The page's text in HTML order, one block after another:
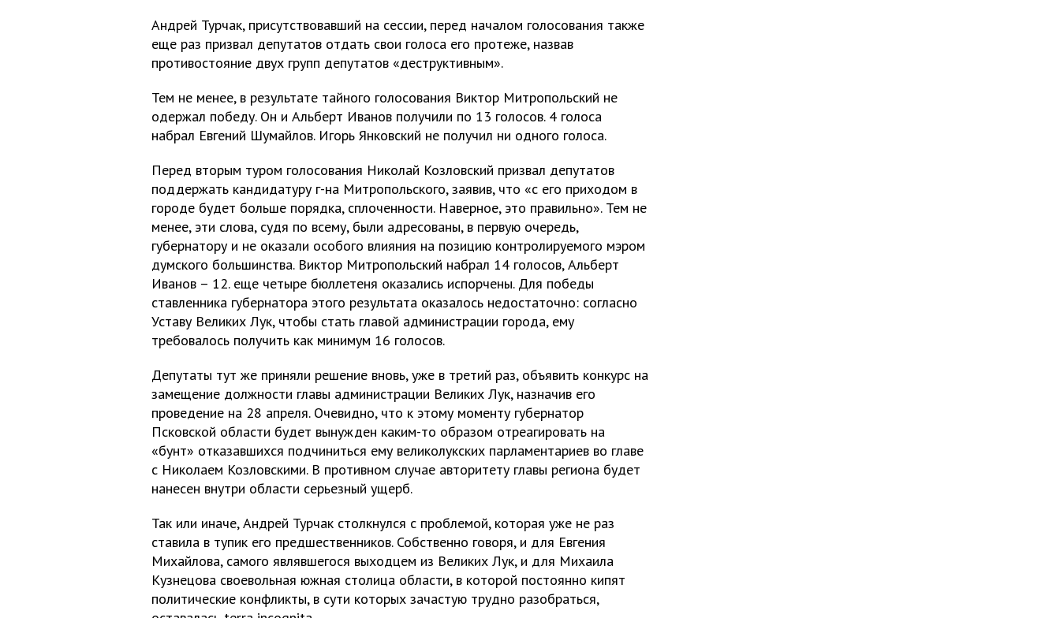
Андрей Турчак, присутствовавший на сессии, перед началом голосования также
еще раз призвал депутатов отдать свои голоса его протеже, назвав
противостояние двух групп депутатов «деструктивным».
Тем не менее, в результате тайного голосования Виктор Митропольский не
одержал победу. Он и Альберт Иванов получили по 13 голосов. 4 голоса
набрал Евгений Шумайлов. Игорь Янковский не получил ни одного голоса.
Перед вторым туром голосования Николай Козловский призвал депутатов
поддержать кандидатуру г-на Митропольского, заявив, что «с его приходом в
городе будет больше порядка, сплоченности. Наверное, это правильно». Тем не
менее, эти слова, судя по всему, были адресованы, в первую очередь,
губернатору и не оказали особого влияния на позицию контролируемого мэром
думского большинства. Виктор Митропольский набрал 14 голосов, Альберт
Иванов – 12. еще четыре бюллетеня оказались испорчены. Для победы
ставленника губернатора этого результата оказалось недостаточно: согласно
Уставу Великих Лук, чтобы стать главой администрации города, ему
требовалось получить как минимум 16 голосов.
Депутаты тут же приняли решение вновь, уже в третий раз, объявить конкурс на
замещение должности главы администрации Великих Лук, назначив его
проведение на 28 апреля. Очевидно, что к этому моменту губернатор
Псковской области будет вынужден каким-то образом отреагировать на
«бунт» отказавшихся подчиниться ему великолукских парламентариев во главе
с Николаем Козловскими. В противном случае авторитету главы региона будет
нанесен внутри области серьезный ущерб.
Так или иначе, Андрей Турчак столкнулся с проблемой, которая уже не раз
ставила в тупик его предшественников. Собственно говоря, и для Евгения
Михайлова, самого являвшегося выходцем из Великих Лук, и для Михаила
Кузнецова своевольная южная столица области, в которой постоянно кипят
политические конфликты, в сути которых зачастую трудно разобраться,